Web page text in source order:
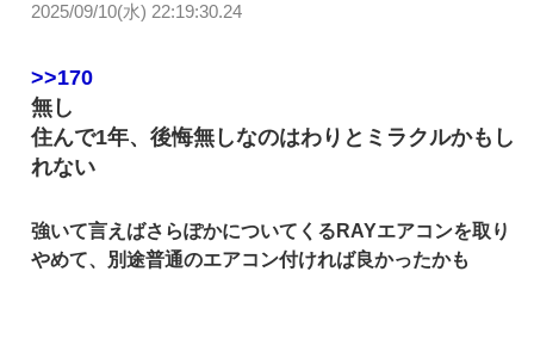
2025/09/10(水) 22:19:30.24
>>170
無し
住んで1年、後悔無しなのはわりとミラクルかもし
れない
強いて言えばさらぽかについてくるRAYエアコンを取り
やめて、別途普通のエアコン付ければ良かったかも